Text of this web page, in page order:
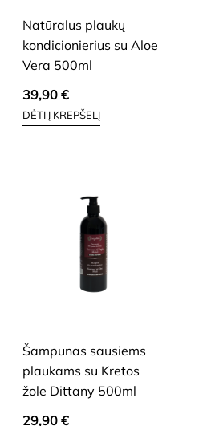
Natūralus plaukų
kondicionierius su Aloe
Vera 500ml
39,90 €
DĖTI Į KREPŠELĮ
Šampūnas sausiems
plaukams su Kretos
žole Dittany 500ml
29,90 €